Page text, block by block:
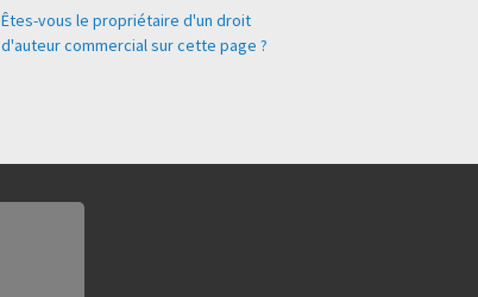
Êtes-vous le propriétaire d'un droit
d'auteur commercial sur cette page ?